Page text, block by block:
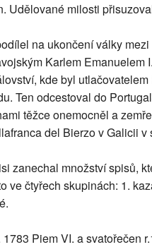
Udělované milosti
na ukončení války
Karlem Emanuelem
kde byl
Ten odcestoval do
těžce onemocněl a
del Bierzo v Galicii
zanechal množství spisů,
ve čtyřech skupinách: 1.
Piem VI. a svatořečen